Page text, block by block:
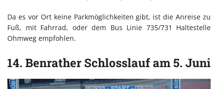
Da es vor Ort keine Parkmöglichkeiten gibt, ist die Anreise zu
Fuß, mit Fahrrad, oder dem Bus Linie 735/731 Haltestelle
Ohmweg empfohlen.
14. Benrather Schlosslauf am 5. Juni